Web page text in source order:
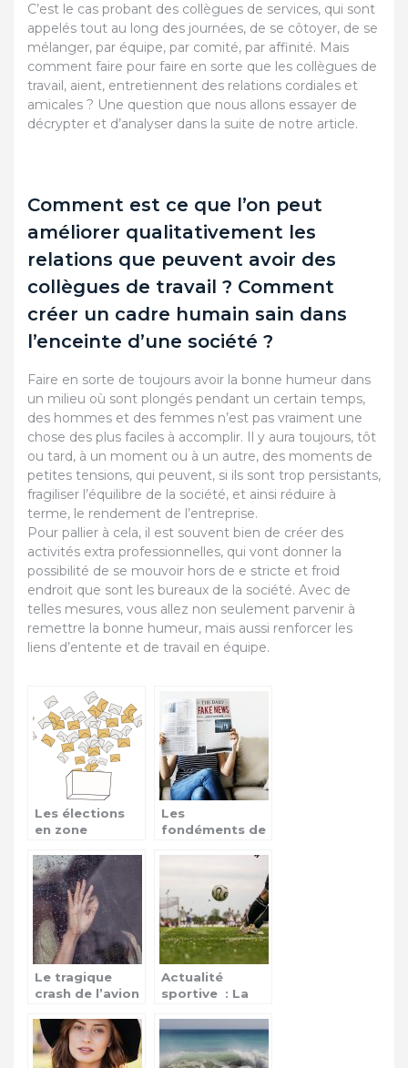
C’est le cas probant des collègues de services, qui sont
appelés tout au long des journées, de se côtoyer, de se
mélanger, par équipe, par comité, par affinité. Mais
comment faire pour faire en sorte que les collègues de
travail, aient, entretiennent des relations cordiales et
amicales ? Une question que nous allons essayer de
décrypter et d’analyser dans la suite de notre article.
Comment est ce que l’on peut
améliorer qualitativement les
relations que peuvent avoir des
collègues de travail ? Comment
créer un cadre humain sain dans
l’enceinte d’une société ?
Faire en sorte de toujours avoir la bonne humeur dans
un milieu où sont plongés pendant un certain temps,
des hommes et des femmes n’est pas vraiment une
chose des plus faciles à accomplir. Il y aura toujours, tôt
ou tard, à un moment ou à un autre, des moments de
petites tensions, qui peuvent, si ils sont trop persistants,
fragiliser l’équilibre de la société, et ainsi réduire à
terme, le rendement de l’entreprise.
Pour pallier à cela, il est souvent bien de créer des
activités extra professionnelles, qui vont donner la
possibilité de se mouvoir hors de e stricte et froid
endroit que sont les bureaux de la société. Avec de
telles mesures, vous allez non seulement parvenir à
remettre la bonne humeur, mais aussi renforcer les
liens d’entente et de travail en équipe.
Les élections
en zone
source de
conflits
Les
fondéments de
Le tragique
crash de l’avion
d’Ethiopan
Airlines
Actualité
sportive : La
champions